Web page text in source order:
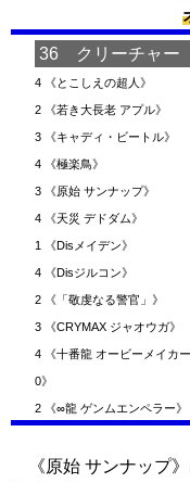
36 クリーチャー
4 《とこしえの超人》
2 《若き大長老 アプル》
3 《キャディ・ビートル》
4 《極楽鳥》
3 《原始 サンナップ》
4 《天災 デドダム》
1 《Disメイデン》
4 《Disジルコン》
2 《「敬虔なる警官」》
3 《CRYMAX ジャオウガ》
4 《十番龍 オービーメイカ
0》
2 《∞龍 ゲンムエンペラー》
《原始 サンナップ》